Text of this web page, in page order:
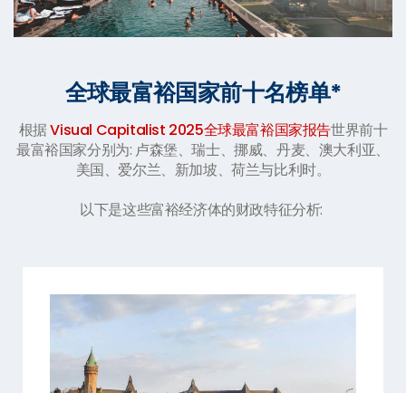
全球最富裕国家前十名榜单*
根据Visual Capitalist 2025全球最富裕国家报告世界前十
最富裕国家分别为: 卢森堡、瑞士、挪威、丹麦、澳大利亚、
美国、爱尔兰、新加坡、荷兰与比利时。
以下是这些富裕经济体的财政特征分析: